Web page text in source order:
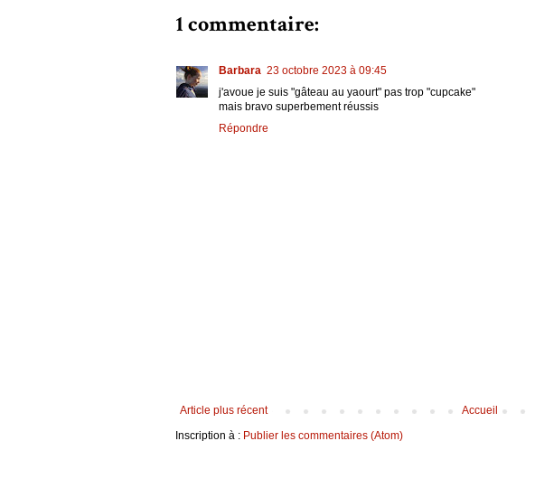
1 commentaire:
Barbara 23 octobre 2023 à 09:45
j'avoue je suis "gâteau au yaourt" pas trop "cupcake"
mais bravo superbement réussis
Répondre
Article plus récent
Accueil
Inscription à : Publier les commentaires (Atom)